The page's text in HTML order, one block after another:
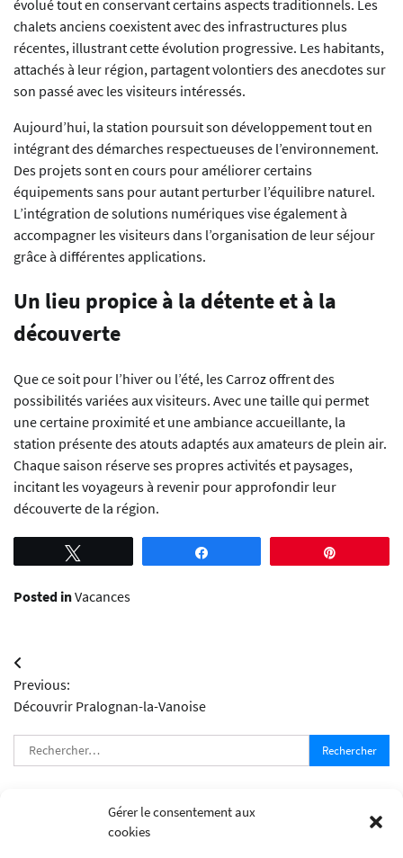
Gérer le consentement aux
cookies
évolué tout en conservant certains aspects traditionnels. Les
chalets anciens coexistent avec des infrastructures plus
récentes, illustrant cette évolution progressive. Les habitants,
attachés à leur région, partagent volontiers des anecdotes sur
son passé avec les visiteurs intéressés.
Aujourd’hui, la station poursuit son développement tout en
intégrant des démarches respectueuses de l’environnement.
Des projets sont en cours pour améliorer certains
équipements sans pour autant perturber l’équilibre naturel.
L’intégration de solutions numériques vise également à
accompagner les visiteurs dans l’organisation de leur séjour
grâce à différentes applications.
Un lieu propice à la détente et à la
découverte
Que ce soit pour l’hiver ou l’été, les Carroz offrent des
possibilités variées aux visiteurs. Avec une taille qui permet
une certaine proximité et une ambiance accueillante, la
station présente des atouts adaptés aux amateurs de plein air.
Chaque saison réserve ses propres activités et paysages,
incitant les voyageurs à revenir pour approfondir leur
découverte de la région.
Posted inVacances
Navigation
de
l’article
Previous:
Découvrir Pralognan-la-Vanoise
Rechercher :